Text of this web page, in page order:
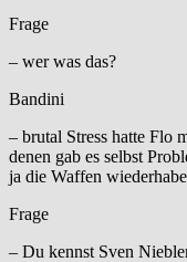
Frage
– wer was das?
Bandini
– brutal Stress hatte Flo
denen gab es selbst
ja die Waffen
Frage
– Du kennst Sven